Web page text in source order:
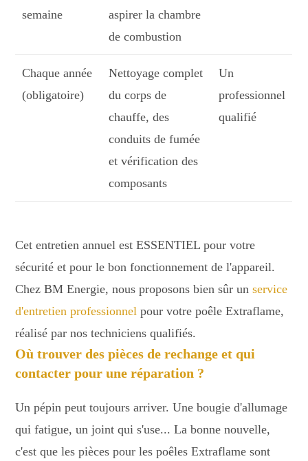
semaine
aspirer la chambre
de combustion
Chaque année
(obligatoire)
Nettoyage complet
du corps de
chauffe, des
conduits de fumée
et vérification des
composants
Un
professionnel
qualifié
Cet entretien annuel est ESSENTIEL pour votre
sécurité et pour le bon fonctionnement de l'appareil.
Chez BM Energie, nous proposons bien sûr unservice
d'entretien professionnel pour votre poêle Extraflame,
réalisé par nos techniciens qualifiés.
Où trouver des pièces de rechange et qui
contacter pour une réparation ?
Un pépin peut toujours arriver. Une bougie d'allumage
qui fatigue, un joint qui s'use... La bonne nouvelle,
c'est que les pièces pour les poêles Extraflame sont